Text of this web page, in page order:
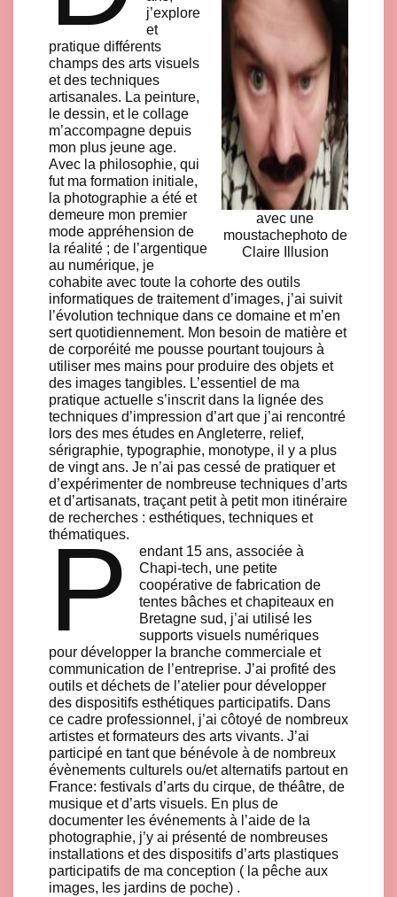
avec une
moustachephoto de
Claire Illusion
j’explore
et
pratique différents
champs des arts visuels
et des techniques
artisanales. La peinture,
le dessin, et le collage
m’accompagne depuis
mon plus jeune age.
Avec la philosophie, qui
fut ma formation initiale,
la photographie a été et
demeure mon premier
mode appréhension de
la réalité ; de l’argentique
au numérique, je
cohabite avec toute la cohorte des outils
informatiques de traitement d’images, j’ai suivit
l’évolution technique dans ce domaine et m’en
sert quotidiennement. Mon besoin de matière et
de corporéité me pousse pourtant toujours à
utiliser mes mains pour produire des objets et
des images tangibles. L’essentiel de ma
pratique actuelle s’inscrit dans la lignée des
techniques d’impression d’art que j’ai rencontré
lors des mes études en Angleterre, relief,
sérigraphie, typographie, monotype, il y a plus
de vingt ans. Je n’ai pas cessé de pratiquer et
d’expérimenter de nombreuse techniques d’arts
et d’artisanats, traçant petit à petit mon itinéraire
de recherches : esthétiques, techniques et
thématiques.
P
endant 15 ans, associée à
Chapi-tech, une petite
coopérative de fabrication de
tentes bâches et chapiteaux en
Bretagne sud, j’ai utilisé les
supports visuels numériques
pour développer la branche commerciale et
communication de l’entreprise. J’ai profité des
outils et déchets de l’atelier pour développer
des dispositifs esthétiques participatifs. Dans
ce cadre professionnel, j’ai côtoyé de nombreux
artistes et formateurs des arts vivants. J’ai
participé en tant que bénévole à de nombreux
évènements culturels ou/et alternatifs partout en
France: festivals d’arts du cirque, de théâtre, de
musique et d’arts visuels. En plus de
documenter les événements à l’aide de la
photographie, j’y ai présenté de nombreuses
installations et des dispositifs d’arts plastiques
participatifs de ma conception ( la pêche aux
images, les jardins de poche) .